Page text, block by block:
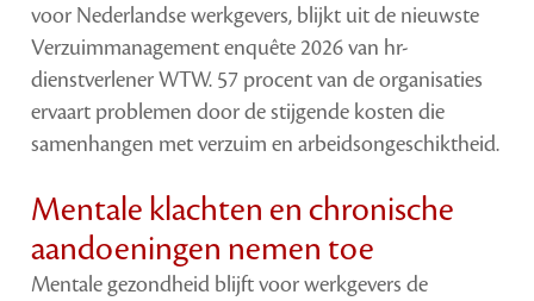
voor Nederlandse werkgevers, blijkt uit de nieuwste
Verzuimmanagement enquête 2026 van hr-
dienstverlener WTW. 57 procent van de organisaties
ervaart problemen door de stijgende kosten die
samenhangen met verzuim en arbeidsongeschiktheid.
Mentale klachten en chronische
aandoeningen nemen toe
Mentale gezondheid blijft voor werkgevers de